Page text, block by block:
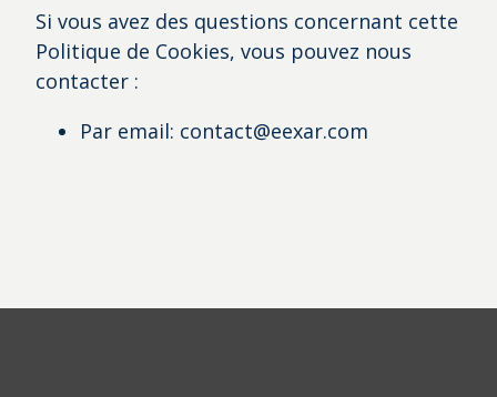
Si vous avez des questions concernant cette
Politique de Cookies, vous pouvez nous
contacter :
Par email: contact@eexar.com